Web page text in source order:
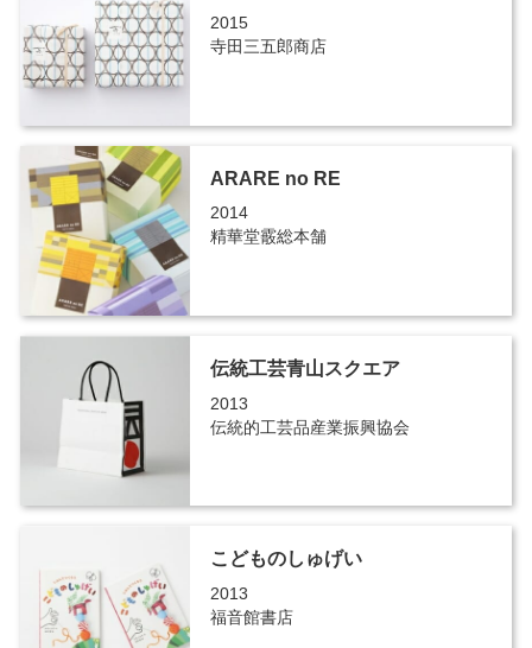
2015
寺田三五郎商店
ARARE no RE
2014
精華堂霰総本舗
伝統工芸青山スクエア
2013
伝統的工芸品産業振興協会
こどものしゅげい
2013
福音館書店